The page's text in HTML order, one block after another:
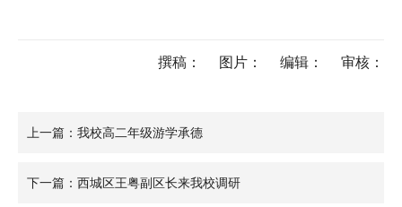
撰稿： 图片： 编辑： 审核：
上一篇：我校高二年级游学承德
下一篇：西城区王粤副区长来我校调研